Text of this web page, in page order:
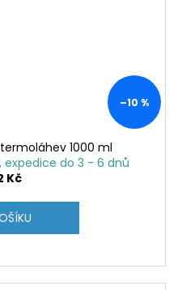
–10 %
1000 ml
expedice do 3 - 6 dnů
Kč